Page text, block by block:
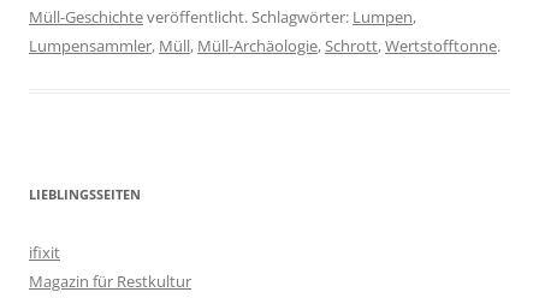
Müll-Geschichteveröffentlicht. Schlagwörter: Lumpen,
Lumpensammler, Müll, Müll-Archäologie,Schrott,Wertstofftonne.
LIEBLINGSSEITEN
ifixit
Magazin für Restkultur